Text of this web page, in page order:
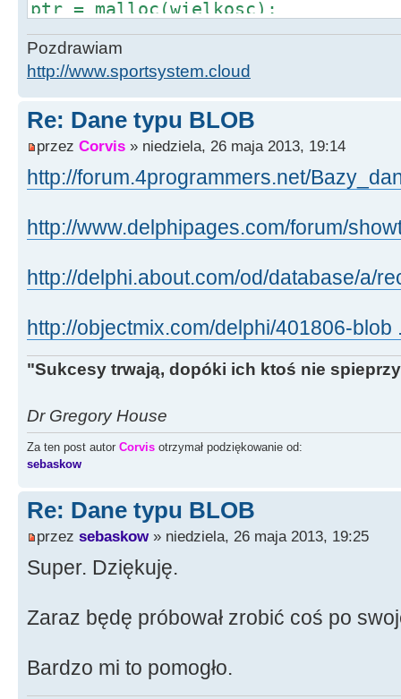
ptr = malloc(wielkosc);
strumien->Read(ptr, wielkosc);
// - i te dane uzyskane przy
wrzucić do bazy danych.
Pozdrawiam
http://www.sportsystem.cloud
Re: Dane typu BLOB
przez Corvis » niedziela, 26 maja 2013, 19:14
http://forum.4programmers.net/
http://www.delphipages.com/forum/
http://delphi.about.com/od/database/a/
http://objectmix.com/delphi/401806-blob
"Sukcesy trwają, dopóki ich ktoś nie
Dr Gregory House
Za ten post autor Corvis otrzymał podziękowanie od:
sebaskow
Re: Dane typu BLOB
przez sebaskow» niedziela, 26 maja 2013, 19:25
Super. Dziękuję.
Zaraz będę próbował zrobić coś po
Bardzo mi to pomogło.